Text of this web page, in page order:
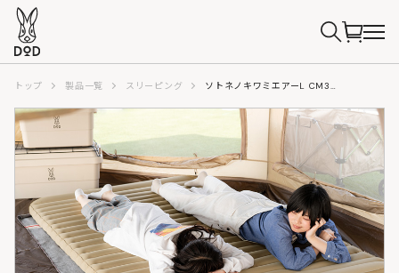
トップ 製品一覧 スリーピング ソトネノキワミエアーL CM3-943-TN